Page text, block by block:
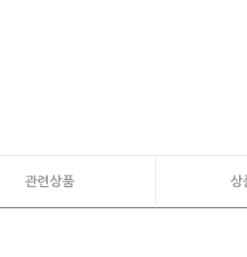
관련상품 상